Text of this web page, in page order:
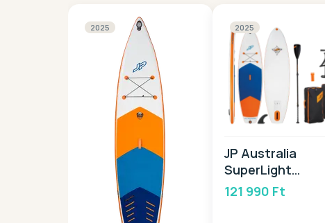
2025 2025
JP Australia
SuperLight
PACKAGE 10,6 GN
121 990 Ft